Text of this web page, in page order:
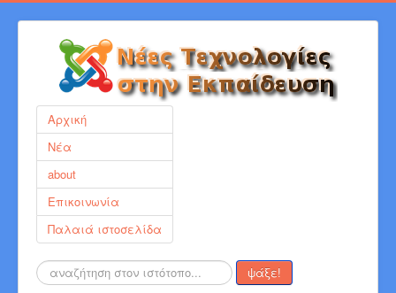
Αρχική
Νέα
about
Επικοινωνία
Παλαιά ιστοσελίδα
Αναζήτηση... ψάξε!